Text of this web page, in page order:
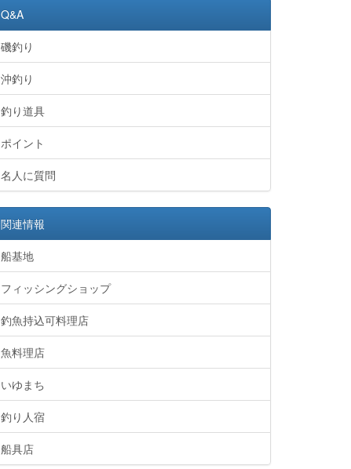
Q&A
磯釣り
沖釣り
釣り道具
ポイント
名人に質問
関連情報
船基地
フィッシングショップ
釣魚持込可料理店
魚料理店
いゆまち
釣り人宿
船具店